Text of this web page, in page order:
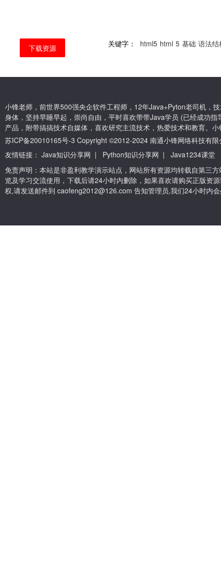
下载资源 关键字： html5 html 5 基础 语法结
小锋老师，前世界500强央企软件工程师，12年Java+Pyton老司机，
身体，坚持早睡早起，崇尚自由，平时喜欢带带Java学员 (已经成功
产品，附带搞搞技术自媒体，喜欢研究主流技术，热爱技术和教育。
苏ICP备20010165号-3 Copyright ©2012-2024 南通小锋网络科技有限
友情链接： Java知识分享网 | Python知识分享网 |
Java1234课堂
免责声明：本站是非盈利教学演示站点，网站所有资源均转载自第三
览及学习交流使用，下载后请24小时内删除，如果喜欢请购买正版资
权,请发送邮件到 caofeng2012@126.com 告知管理员,我们24小时内